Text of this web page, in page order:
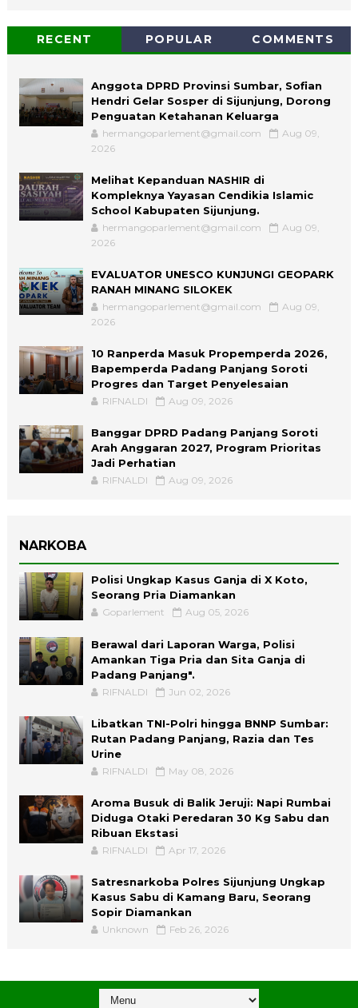
RECENT POPULAR COMMENTS
Anggota DPRD Provinsi Sumbar, Sofian
Hendri Gelar Sosper di Sijunjung, Dorong
Penguatan Ketahanan Keluarga
hermangoparlement@gmail.com
Aug 09,
2026
Melihat Kepanduan NASHIR di
Kompleknya Yayasan Cendikia Islamic
School Kabupaten Sijunjung.
hermangoparlement@gmail.com
Aug 09,
2026
EVALUATOR UNESCO KUNJUNGI GEOPARK
RANAH MINANG SILOKEK
hermangoparlement@gmail.com
Aug 09,
2026
10 Ranperda Masuk Propemperda 2026,
Bapemperda Padang Panjang Soroti
Progres dan Target Penyelesaian
RIFNALDI Aug 09, 2026
Banggar DPRD Padang Panjang Soroti
Arah Anggaran 2027, Program Prioritas
Jadi Perhatian
RIFNALDI Aug 09, 2026
NARKOBA
Polisi Ungkap Kasus Ganja di X Koto,
Seorang Pria Diamankan
Goparlement Aug 05, 2026
Berawal dari Laporan Warga, Polisi
Amankan Tiga Pria dan Sita Ganja di
Padang Panjang".
RIFNALDI Jun 02, 2026
Libatkan TNI-Polri hingga BNNP Sumbar:
Rutan Padang Panjang, Razia dan Tes
Urine
RIFNALDI May 08, 2026
Aroma Busuk di Balik Jeruji: Napi Rumbai
Diduga Otaki Peredaran 30 Kg Sabu dan
Ribuan Ekstasi
RIFNALDI Apr 17, 2026
Satresnarkoba Polres Sijunjung Ungkap
Kasus Sabu di Kamang Baru, Seorang
Sopir Diamankan
Unknown Feb 26, 2026